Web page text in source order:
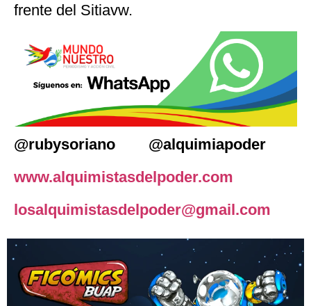
frente del Sitiavw.
@rubysoriano @alquimiapoder
www.alquimistasdelpoder.com
losalquimistasdelpoder@gmail.com